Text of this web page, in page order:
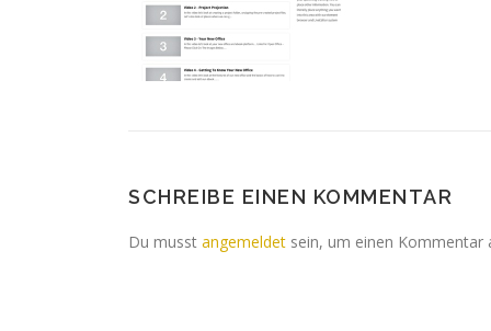
SCHREIBE EINEN KOMMENTAR
Du musst angemeldet sein, um einen Kommentar